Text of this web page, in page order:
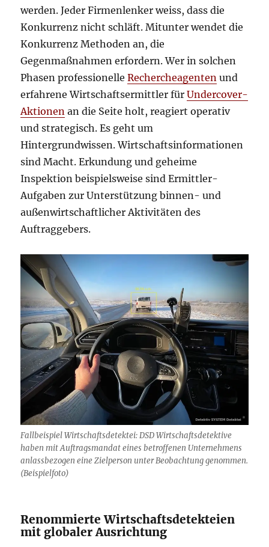
werden. Jeder Firmenlenker weiss, dass die
Konkurrenz nicht schläft. Mitunter wendet die
Konkurrenz Methoden an, die
Gegenmaßnahmen erfordern. Wer in solchen
Phasen professionelleRechercheagenten und
erfahrene Wirtschaftsermittler fürUndercover-
Aktionen an die Seite holt, reagiert operativ
und strategisch. Es geht um
Hintergrundwissen. Wirtschaftsinformationen
sind Macht. Erkundung und geheime
Inspektion beispielsweise sind Ermittler-
Aufgaben zur Unterstützung binnen- und
außenwirtschaftlicher Aktivitäten des
Auftraggebers.
Fallbeispiel Wirtschaftsdetektei: DSD Wirtschaftsdetektive
haben mit Auftragsmandat eines betroffenen Unternehmens
anlassbezogen eine Zielperson unter Beobachtung genommen.
(Beispielfoto)
Renommierte Wirtschaftsdetekteien
mit globaler Ausrichtung